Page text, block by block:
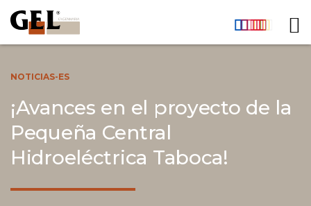
NOTICIAS-ES
¡Avances en el proyecto de la
Pequeña Central
Hidroeléctrica Taboca!